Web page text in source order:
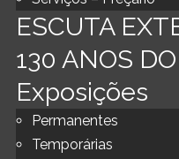
ESCUTA
130 ANOS
Exposições
Permanentes
Temporárias